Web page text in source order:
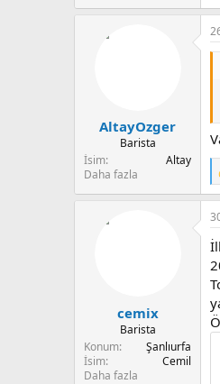
AltayOzger
Barista
İsim
Altay
Daha fazla
l
r
:
cemix
Barista
Konum
Şanlıurfa
İsim
Cemil
Daha fazla